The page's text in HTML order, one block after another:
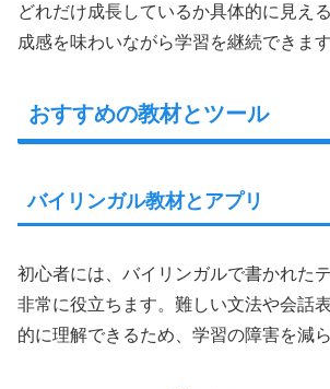
どれだけ成長しているか具体的に見え
成感を味わいながら学習を継続できます
おすすめの教材とツール
バイリンガル教材とアプリ
初心者には、バイリンガルで書かれた
非常に役立ちます。難しい文法や会話
的に理解できるため、学習の障害を減